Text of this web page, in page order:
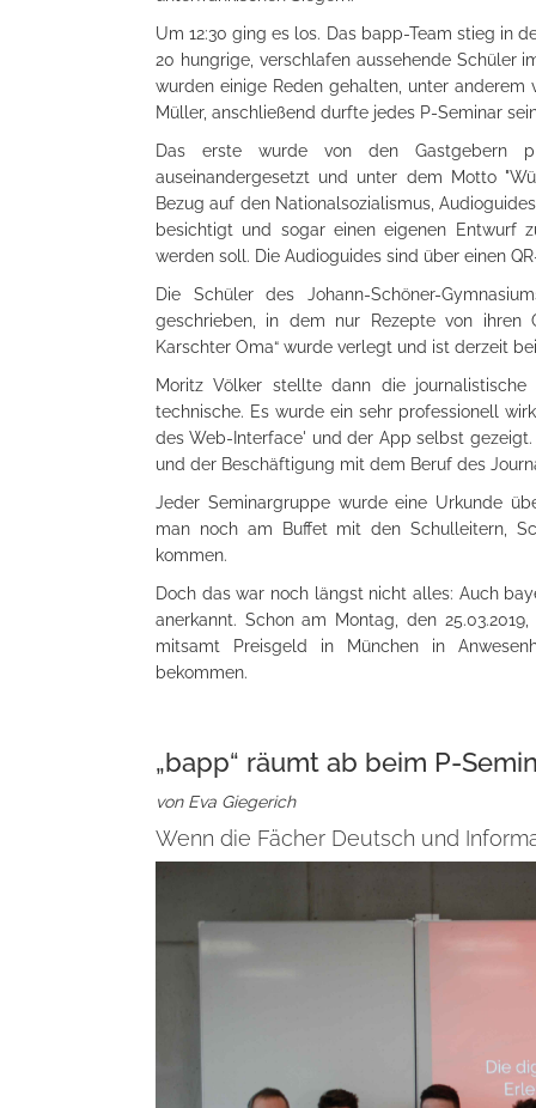
Um 12:30 ging es los. Das bapp-Team stieg in
20 hungrige, verschlafen aussehende Schüler
wurden einige Reden gehalten, unter
Müller, anschließend durfte jedes P-Seminar
Das erste wurde von den Gastgebern
auseinandergesetzt und unter dem Motto
Bezug auf den Nationalsozialismus,
besichtigt und sogar einen eigenen Entwurf
werden soll. Die Audioguides sind über einen
Die Schüler des Johann-Schöner-
geschrieben, in dem nur Rezepte von ihren
Karschter Oma“ wurde verlegt und ist derzeit
Moritz Völker stellte dann die
technische. Es wurde ein sehr professionell
des Web-Interface' und der App selbst
und der Beschäftigung mit dem Beruf des
Jeder Seminargruppe wurde eine Urkunde
man noch am Buffet mit den Schulleitern,
kommen.
Doch das war noch längst nicht alles: Auch
anerkannt. Schon am Montag, den
mitsamt Preisgeld in München in
bekommen.
„bapp“ räumt ab beim P-
von Eva Giegerich
Wenn die Fächer Deutsch und